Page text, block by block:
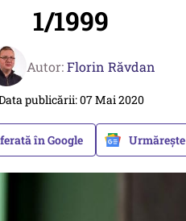
1/1999
Autor:Florin Răvdan
publicării: 07 Mai 2020
în Google